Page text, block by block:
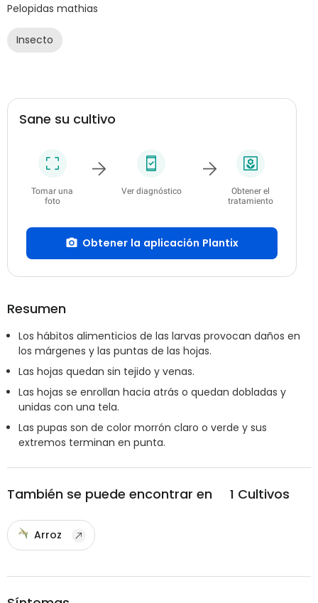
Pelopidas mathias
Insecto
Sane su cultivo
Tomar una
foto
Ver diagnóstico
Obtener el
tratamiento
Obtener la aplicación Plantix
Resumen
Los hábitos alimenticios de las larvas provocan daños en
los márgenes y las puntas de las hojas.
Las hojas quedan sin tejido y venas.
Las hojas se enrollan hacia atrás o quedan dobladas y
unidas con una tela.
Las pupas son de color morrón claro o verde y sus
extremos terminan en punta.
También se puede encontrar en 1 Cultivos
Arroz